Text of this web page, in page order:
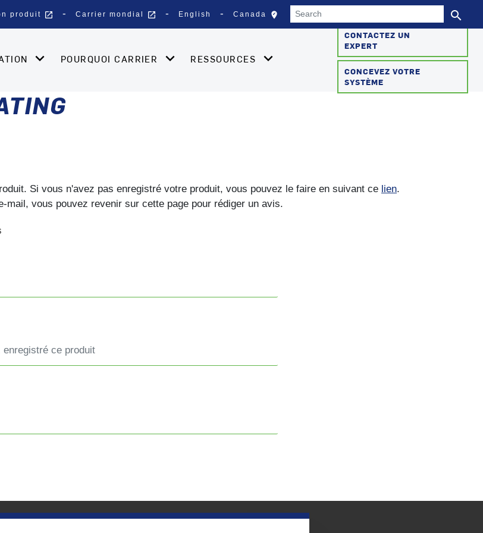
produit open_in_new Carrier mondial open_in_new English Canada edit_locationSélectionnez votre
Search search
POURQUOI CARRIER RESSOURCES
CONTACTEZ UN
EXPERT
CONCEVEZ VOTRE
SYSTÈME
Si vous n'avez pas enregistré votre produit, vous pouvez le faire en suivant ce lien.
vous pouvez revenir sur cette page pour rédiger un avis.